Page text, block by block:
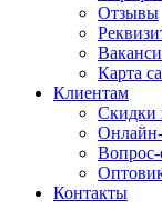
Отзывы
Карта
Клиентам
Скидки
Онлайн-
Вопрос-
Контакты